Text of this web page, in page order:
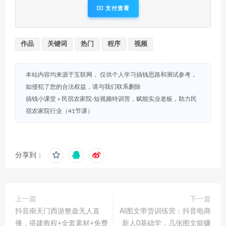
支付查看
作品 关键词 热门 程序 视频
本站内容均来源于互联网， 仅供个人学习搞钱思路和测试参考，
如侵犯了您的合法权益，请与我们联系删除
搞钱小课堂 » 民宿农家院-短视频特训营，赋能实业老板，助力民
宿农家院行业（41节课）
分享到：
上一篇
抖音南天门西游整蛊无人直
播，搭建教程+全套素材+免费
下一篇
AI图文带货训练营：抖音电商
新人0基础学，几张图文能赚